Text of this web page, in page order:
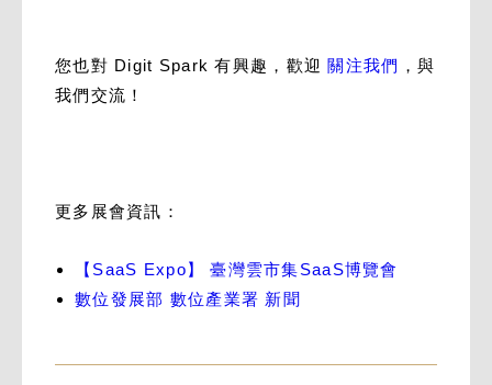
您也對 Digit Spark 有興趣，歡迎 關注我們 ，與
我們交流！
更多展會資訊：
【SaaS Expo】 臺灣雲市集SaaS博覽會
數位發展部 數位產業署 新聞